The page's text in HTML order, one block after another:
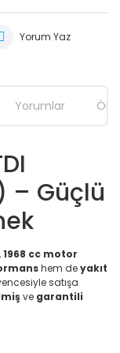
Yorum Yaz
Yorumlar
– Güçlü
,1968 cc motor
hem deyakıt
satışa
ve garantili